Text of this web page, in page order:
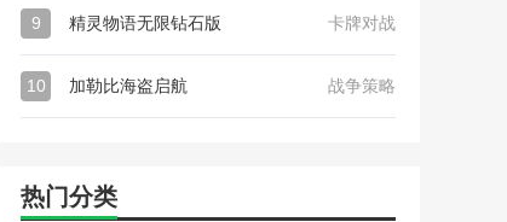
9 精灵物语无限钻石版 卡牌对战
10 加勒比海盗启航 战争策略
热门分类